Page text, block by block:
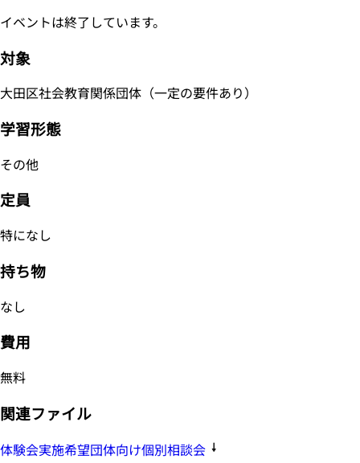
イベントは終了しています。
対象
大田区社会教育関係団体（一定の要件あり）
学習形態
その他
定員
特になし
持ち物
なし
費用
無料
関連ファイル
体験会実施希望団体向け個別相談会